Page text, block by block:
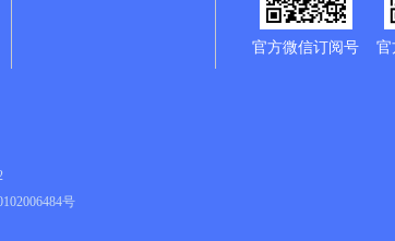
官方微信订阅号 官
号